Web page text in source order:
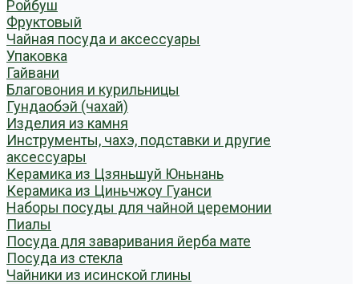
Ройбуш
Фруктовый
Чайная посуда и аксессуары
Упаковка
Гайвани
Благовония и курильницы
Гундаобэй (чахай)
Изделия из камня
Инструменты, чахэ, подставки и другие
аксессуары
Керамика из Цзяньшуй Юньнань
Керамика из Циньчжоу Гуанси
Наборы посуды для чайной церемонии
Пиалы
Посуда для заваривания йерба мате
Посуда из стекла
Чайники из исинской глины